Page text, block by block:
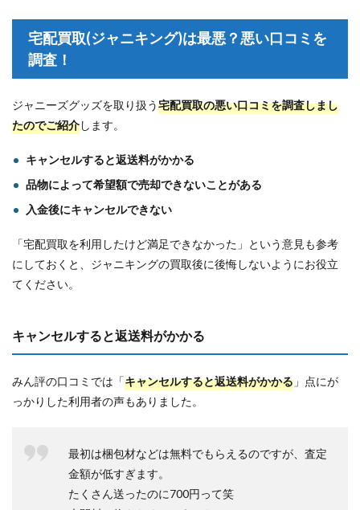
宅配買取(ジャニキング)は最悪？悪い口コミを
調査！
ジャニーズグッズを取り扱う宅配買取の悪い口コミを調査しまし
たのでご紹介します。
キャンセルすると返送料がかかる
品物によって希望額で売却できないことがある
入金後にキャンセルできない
「宅配買取を利用したけど満足できなかった」という意見も参考
にしておくと、ジャニキングの買取後に後悔しないようにお役立
てください。
キャンセルすると返送料がかかる
みん評の口コミでは「キャンセルすると返送料がかかる 」点にが
っかりした利用者の声もありました。
最初は梱包材などは無料でもらえるのですが、査定
金額が低すぎます。
たくさん送ったのに700円って笑